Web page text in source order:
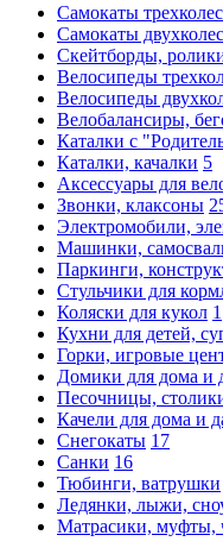
Самокаты
Самокаты
Скейтборды,
Велосипеды
Велосипеды
Велобалансиры,
Каталки с
Каталки, качалки 5
Аксессуары для
Звонки, клаксоны
Электромобили,
Машинки,
Паркинги,
Стульчики для
Коляски для кукол 1
Кухни для детей,
Горки, игровые
Домики для дома и
Песочницы,
Качели для дома и
Снегокаты 17
Санки 16
Тюбинги, ватрушки
Ледянки, лыжи,
Матрасики, муфты,